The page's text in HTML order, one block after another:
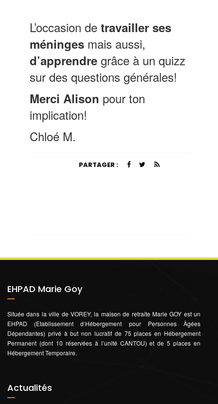
L’occasion de travailler ses
méninges mais aussi,
d’apprendre grâce à un quizz
sur des questions générales!
Merci Alison pour ton
implication!
Chloé M.
PARTAGER :
EHPAD Marie Goy
Située dans la ville de VOREY, la maison de retraite Marie GOY est un
EHPAD (Etablissement d‘Hébergement pour Personnes Âgées
Dépendantes) privé à but non lucratif de 75 places en Hébergement
Permanent (dont 10 réservées à l’unité CANTOU) et de 5 places en
Hébergement Temporaire.
Actualités